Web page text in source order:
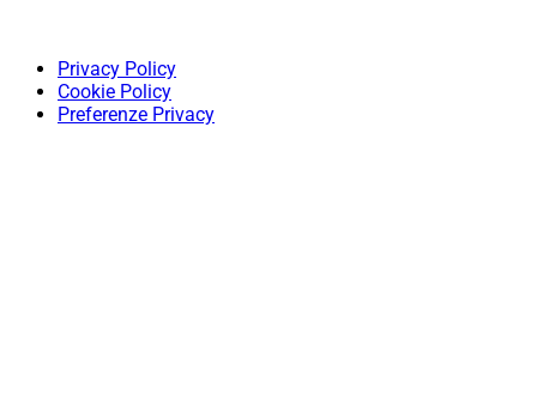
Privacy Policy
Cookie Policy
Preferenze Privacy